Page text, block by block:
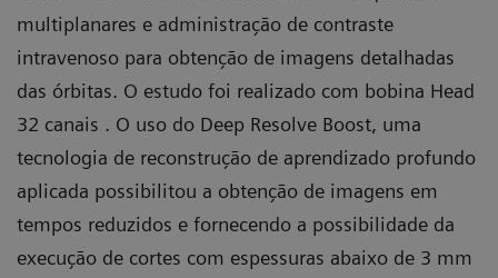
multiplanares e administração de contraste
intravenoso para obtenção de imagens detalhadas
das órbitas. O estudo foi realizado com bobina Head
32 canais . O uso do Deep Resolve Boost, uma
tecnologia de reconstrução de aprendizado profundo
aplicada possibilitou a obtenção de imagens em
tempos reduzidos e fornecendo a possibilidade da
execução de cortes com espessuras abaixo de 3 mm